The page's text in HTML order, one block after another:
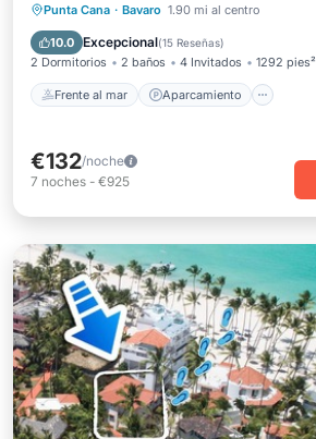
Punta Cana · Bavaro 1.90 mi al centro
10.0 Excepcional(15 Reseñas)
2 Dormitorios 2 baños 4 Invitados 1292 pies²
Frente al mar Aparcamiento
Frente al mar Aparcamiento
Vista al mar
€132/noche
7 noches - €925